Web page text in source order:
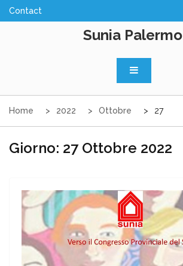
Skip
to
Sunia Palermo
Home 2022 Ottobre 27
Giorno: 27 Ottobre 2022